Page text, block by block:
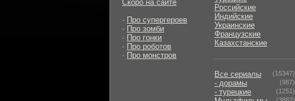
Скоро на сайте
- Про супергероев
- Про зомби
- Про гонки
- Про роботов
- Про монстров
Российские
Индийские
Украинские
Французские
Казахстанские
Все сериалы (15347)
- дорамы (987)
- турецкие (1251)